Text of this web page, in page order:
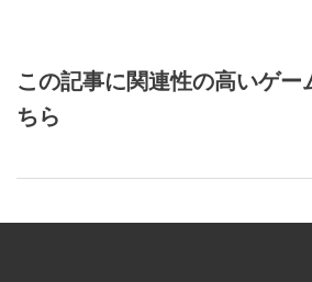
この記事に関連性の高いゲー
ちら